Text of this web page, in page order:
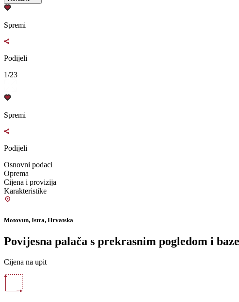
Spremi
Podijeli
1/23
Spremi
Podijeli
Osnovni podaci
Oprema
Cijena i provizija
Karakteristike
Motovun, Istra, Hrvatska
Povijesna palača s prekrasnim pogledom i
Cijena na upit